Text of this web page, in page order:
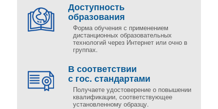
Доступность
образования
Форма обучения с применением
дистанционных образовательных
технологий через Интернет или очно в
группах.
В соответствии
с гос. стандартами
Получаете удостоверение о повышении
квалификации, соответствующее
установленному образцу.